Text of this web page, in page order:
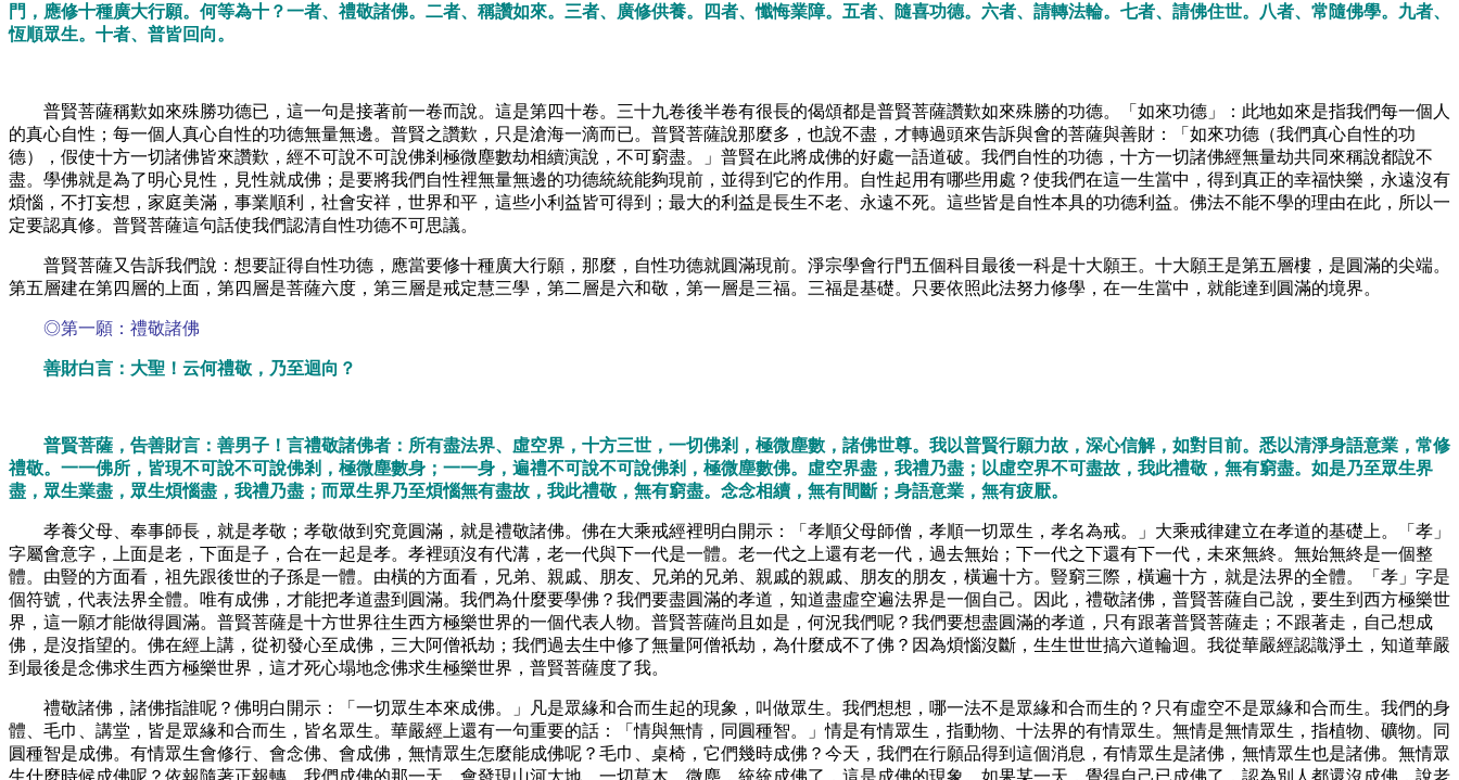
門，應修十種廣大行願。何等為十？一者、禮敬諸佛。二者、稱讚如來。三者、廣修供養。四者、懺悔業障。五者、隨喜功德。六者、請轉法輪。七者、請佛住世。八者、常隨佛學。九者、
恆順眾生。十者、普皆回向。
普賢菩薩稱歎如來殊勝功德已，這一句是接著前一卷而說。這是第四十卷。三十九卷後半卷有很長的偈頌都是普賢菩薩讚歎如來殊勝的功德。「如來功德」：此地如來是指我們每一個人
的真心自性；每一個人真心自性的功德無量無邊。普賢之讚歎，只是滄海一滴而已。普賢菩薩說那麼多，也說不盡，才轉過頭來告訴與會的菩薩與善財：「如來功德（我們真心自性的功
德），假使十方一切諸佛皆來讚歎，經不可說不可說佛剎極微塵數劫相續演說，不可窮盡。」普賢在此將成佛的好處一語道破。我們自性的功德，十方一切諸佛經無量劫共同來稱說都說不
盡。學佛就是為了明心見性，見性就成佛；是要將我們自性裡無量無邊的功德統統能夠現前，並得到它的作用。自性起用有哪些用處？使我們在這一生當中，得到真正的幸福快樂，永遠沒有
煩惱，不打妄想，家庭美滿，事業順利，社會安祥，世界和平，這些小利益皆可得到；最大的利益是長生不老、永遠不死。這些皆是自性本具的功德利益。佛法不能不學的理由在此，所以一
定要認真修。普賢菩薩這句話使我們認清自性功德不可思議。
普賢菩薩又告訴我們說：想要証得自性功德，應當要修十種廣大行願，那麼，自性功德就圓滿現前。淨宗學會行門五個科目最後一科是十大願王。十大願王是第五層樓，是圓滿的尖端。
第五層建在第四層的上面，第四層是菩薩六度，第三層是戒定慧三學，第二層是六和敬，第一層是三福。三福是基礎。只要依照此法努力修學，在一生當中，就能達到圓滿的境界。
◎第一願：禮敬諸佛
善財白言：大聖！云何禮敬，乃至迴向？
普賢菩薩，告善財言：善男子！言禮敬諸佛者：所有盡法界、虛空界，十方三世，一切佛剎，極微塵數，諸佛世尊。我以普賢行願力故，深心信解，如對目前。悉以清淨身語意業，常修
禮敬。一一佛所，皆現不可說不可說佛剎，極微塵數身；一一身，遍禮不可說不可說佛剎，極微塵數佛。虛空界盡，我禮乃盡；以虛空界不可盡故，我此禮敬，無有窮盡。如是乃至眾生界
盡，眾生業盡，眾生煩惱盡，我禮乃盡；而眾生界乃至煩惱無有盡故，我此禮敬，無有窮盡。念念相續，無有間斷；身語意業，無有疲厭。
孝養父母、奉事師長，就是孝敬；孝敬做到究竟圓滿，就是禮敬諸佛。佛在大乘戒經裡明白開示：「孝順父母師僧，孝順一切眾生，孝名為戒。」大乘戒律建立在孝道的基礎上。「孝」
字屬會意字，上面是老，下面是子，合在一起是孝。孝裡頭沒有代溝，老一代與下一代是一體。老一代之上還有老一代，過去無始；下一代之下還有下一代，未來無終。無始無終是一個整
體。由豎的方面看，祖先跟後世的子孫是一體。由橫的方面看，兄弟、親戚、朋友、兄弟的兄弟、親戚的親戚、朋友的朋友，橫遍十方。豎窮三際，橫遍十方，就是法界的全體。「孝」字是
個符號，代表法界全體。唯有成佛，才能把孝道盡到圓滿。我們為什麼要學佛？我們要盡圓滿的孝道，知道盡虛空遍法界是一個自己。因此，禮敬諸佛，普賢菩薩自己說，要生到西方極樂世
界，這一願才能做得圓滿。普賢菩薩是十方世界往生西方極樂世界的一個代表人物。普賢菩薩尚且如是，何況我們呢？我們要想盡圓滿的孝道，只有跟著普賢菩薩走；不跟著走，自己想成
佛，是沒指望的。佛在經上講，從初發心至成佛，三大阿僧祇劫；我們過去生中修了無量阿僧祇劫，為什麼成不了佛？因為煩惱沒斷，生生世世搞六道輪迴。我從華嚴經認識淨土，知道華嚴
到最後是念佛求生西方極樂世界，這才死心塌地念佛求生極樂世界，普賢菩薩度了我。
禮敬諸佛，諸佛指誰呢？佛明白開示：「一切眾生本來成佛。」凡是眾緣和合而生起的現象，叫做眾生。我們想想，哪一法不是眾緣和合而生的？只有虛空不是眾緣和合而生。我們的身
體、毛巾、講堂，皆是眾緣和合而生，皆名眾生。華嚴經上還有一句重要的話：「情與無情，同圓種智。」情是有情眾生，指動物、十法界的有情眾生。無情是無情眾生，指植物、礦物。同
圓種智是成佛。有情眾生會修行、會念佛、會成佛，無情眾生怎麼能成佛呢？毛巾、桌椅，它們幾時成佛？今天，我們在行願品得到這個消息，有情眾生是諸佛，無情眾生也是諸佛。無情眾
生什麼時候成佛呢？依報隨著正報轉。我們成佛的那一天，會發現山河大地、一切草木、微塵，統統成佛了，這是成佛的現象。如果某一天，覺得自己已成佛了，認為別人都還沒成佛，說老